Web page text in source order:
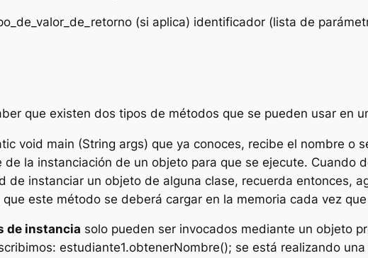
(si aplica) identificador (lista de
que existen dos tipos de métodos que se pueden usar en
void main (String args) que ya conoces, recibe el nombre o
de la instanciación de un objeto para que se ejecute.
de instanciar un objeto de alguna clase, recuerda entonces,
este método se deberá cargar en la memoria cada vez
de instancia solo pueden ser invocados mediante un objeto
estudiante1.obtenerNombre(); se está realizando